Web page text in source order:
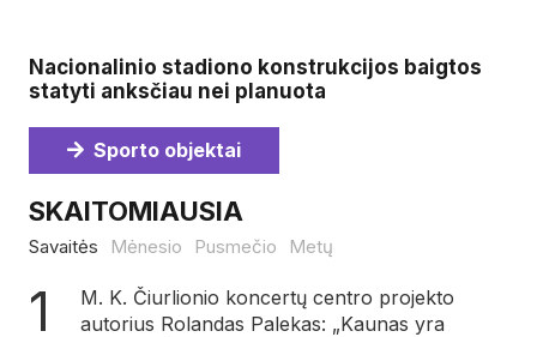
Nacionalinio stadiono konstrukcijos baigtos
statyti anksčiau nei planuota
Sporto objektai
SKAITOMIAUSIA
Savaitės Mėnesio Pusmečio Metų
M. K. Čiurlionio koncertų centro projekto
autorius Rolandas Palekas: „Kaunas yra